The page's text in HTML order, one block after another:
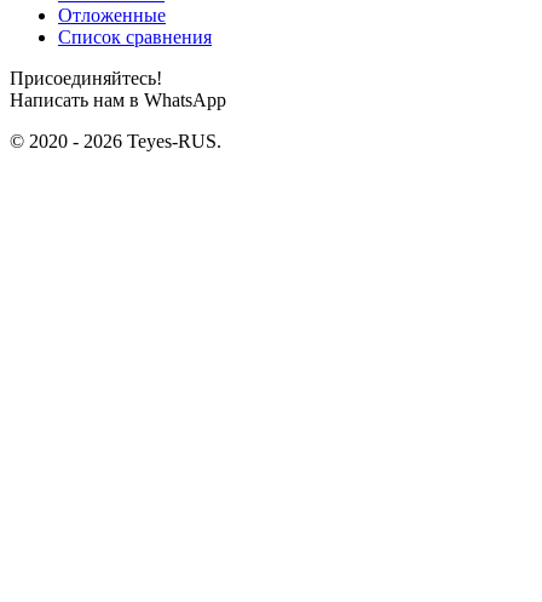
Отложенные
Список сравнения
Присоединяйтесь!
Написать нам в WhatsApp
© 2020 - 2026 Teyes-RUS.